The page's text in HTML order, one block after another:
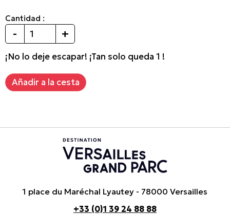
Cantidad :
- +
¡No lo deje escapar! ¡Tan solo queda 1 !
1 place du Maréchal Lyautey - 78000 Versailles
+33 (0)1 39 24 88 88